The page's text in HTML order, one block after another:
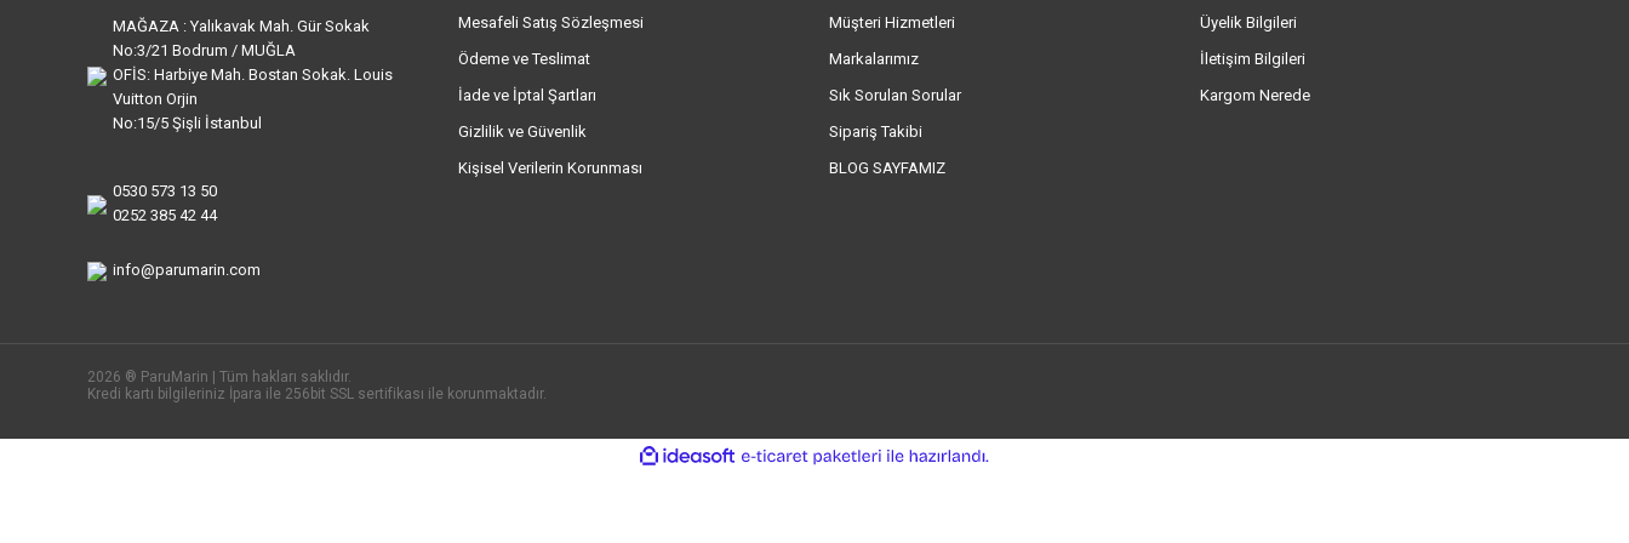
MAĞAZA : Yalıkavak Mah. Gür Sokak
No:3/21 Bodrum / MUĞLA
OFİS: Harbiye Mah. Bostan Sokak. Louis
Vuitton Orjin
No:15/5 Şişli İstanbul
0530 573 13 50
0252 385 42 44
info@parumarin.com
Mesafeli Satış Sözleşmesi
Ödeme ve Teslimat
İade ve İptal Şartları
Gizlilik ve Güvenlik
Kişisel Verilerin Korunması
Müşteri Hizmetleri
Markalarımız
Sık Sorulan Sorular
Sipariş Takibi
BLOG SAYFAMIZ
Üyelik Bilgileri
İletişim Bilgileri
Kargom Nerede
2026 ® ParuMarin | Tüm hakları saklıdır.
Kredi kartı bilgileriniz İpara ile 256bit SSL sertifikası ile korunmaktadır.
ideasoft
e-